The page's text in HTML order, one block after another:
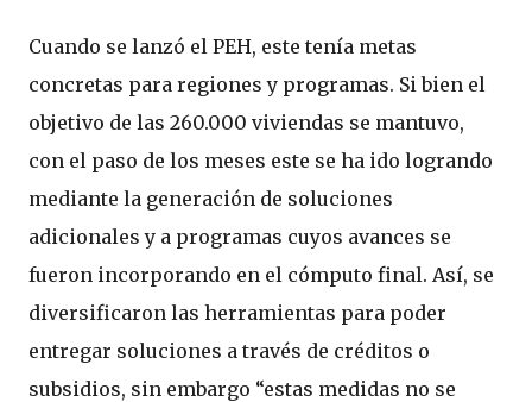
Cuando se lanzó el PEH, este tenía metas
concretas para regiones y programas. Si bien el
objetivo de las 260.000 viviendas se mantuvo,
con el paso de los meses este se ha ido logrando
mediante la generación de soluciones
adicionales y a programas cuyos avances se
fueron incorporando en el cómputo final. Así, se
diversificaron las herramientas para poder
entregar soluciones a través de créditos o
subsidios, sin embargo “estas medidas no se